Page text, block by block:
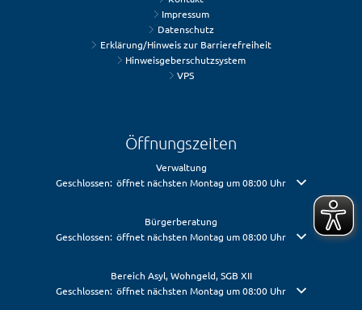
Impressum
Datenschutz
Erklärung/Hinweis zur Barrierefreiheit
Hinweisgeberschutzsystem
VPS
Öffnungszeiten
Verwaltung
Klicken, um weitere Öffnungs- oder Schließzeiten auszublenden
Geschlossen: öffnet nächsten Montag um 08:00 Uhr
Bürgerberatung
Klicken, um weitere Öffnungs- oder Schließzeiten auszublenden
Geschlossen: öffnet nächsten Montag um 08:00 Uhr
Bereich Asyl, Wohngeld, SGB XII
Klicken, um weitere Öffnungs- oder Schließzeiten auszublenden
Geschlossen: öffnet nächsten Montag um 08:00 Uhr